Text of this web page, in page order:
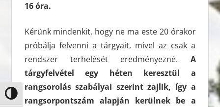
Nagy kontraszt váltása
16 óra.
Kérünk mindenkit, hogy ne ma este 20 órakor
próbálja felvenni a tárgyait, mivel az csak a
rendszer terhelését eredményezné. A
tárgyfelvétel egy héten keresztül a
rangsorolás szabályai szerint zajlik, így a
rangsorpontszám alapján kerülnek be a